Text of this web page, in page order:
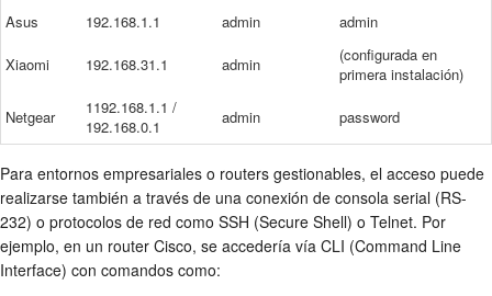
Asus 192.168.1.1 admin admin
Xiaomi 192.168.31.1 admin
(configurada en
primera instalación)
Netgear
1192.168.1.1 /
192.168.0.1
admin password
Para entornos empresariales o routers gestionables, el acceso puede
realizarse también a través de una conexión de consola serial (RS-
232) o protocolos de red como SSH (Secure Shell) o Telnet. Por
ejemplo, en un router Cisco, se accedería vía CLI (Command Line
Interface) con comandos como: